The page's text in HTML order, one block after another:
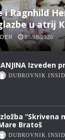
i Ragnhild
u atrij
05/08/2026
Izveden
DUBROVNIK
“Skrivena
Bratoš
DUBROVNIK